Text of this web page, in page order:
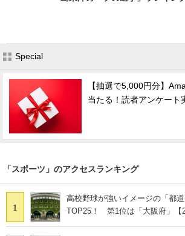
Special
【抽選で5,000円分】
当たる！読者アンケート
「スポーツ」のアクセスランキング
1
高校野球が強いイメージの「都
TOP25！ 第1位は「大阪府」【